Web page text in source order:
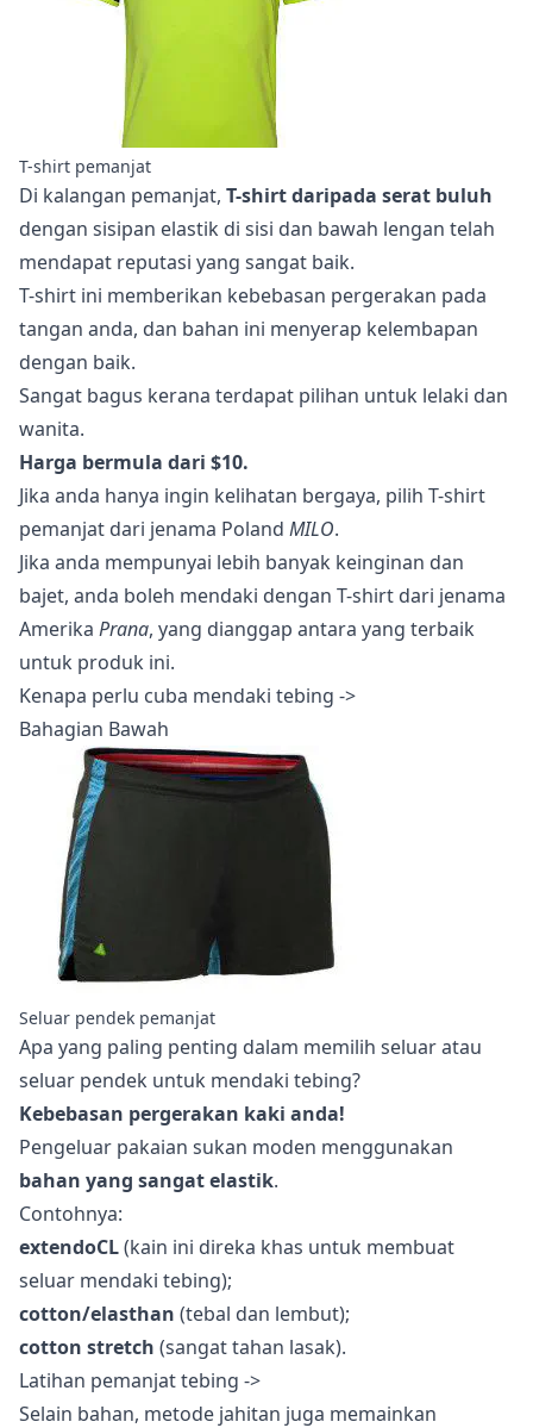
T-shirt pemanjat
Di kalangan pemanjat, T-shirt daripada serat buluh
dengan sisipan elastik di sisi dan bawah lengan telah
mendapat reputasi yang sangat baik.
T-shirt ini memberikan kebebasan pergerakan pada
tangan anda, dan bahan ini menyerap kelembapan
dengan baik.
Sangat bagus kerana terdapat pilihan untuk lelaki dan
wanita.
Harga bermula dari $10.
Jika anda hanya ingin kelihatan bergaya, pilih T-shirt
pemanjat dari jenama Poland MILO.
Jika anda mempunyai lebih banyak keinginan dan
bajet, anda boleh mendaki dengan T-shirt dari jenama
Amerika Prana, yang dianggap antara yang terbaik
untuk produk ini.
Kenapa perlu cuba mendaki tebing ->
Bahagian Bawah
Seluar pendek pemanjat
Apa yang paling penting dalam memilih seluar atau
seluar pendek untuk mendaki tebing?
Kebebasan pergerakan kaki anda!
Pengeluar pakaian sukan moden menggunakan
bahan yang sangat elastik.
Contohnya:
extendoCL(kain ini direka khas untuk membuat
seluar mendaki tebing);
cotton/elasthan (tebal dan lembut);
cotton stretch (sangat tahan lasak).
Latihan pemanjat tebing ->
Selain bahan, metode jahitan juga memainkan